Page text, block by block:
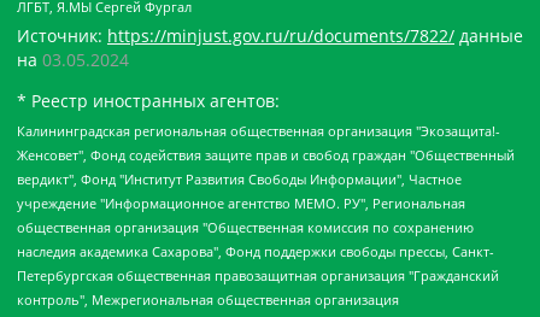
ЛГБТ, Я.МЫ Сергей Фургал
Источник: https://minjust.gov.ru/ru/documents/7822/ данные
на 03.05.2024
* Реестр иностранных агентов:
Калининградская региональная общественная организация "Экозащита!-Женсовет", Фонд содействия защите прав и свобод граждан "Общественный вердикт", Фонд "Институт Развития Свободы Информации", Частное учреждение "Информационное агентство МЕМО. РУ", Региональная общественная организация "Общественная комиссия по сохранению наследия академика Сахарова", Фонд поддержки свободы прессы, Санкт-Петербургская общественная правозащитная организация "Гражданский контроль", Межрегиональная общественная организация "Информационно-просветительский центр "Мемориал", Региональный Фонд "Центр Защиты Прав Средств Массовой Информации", с 05.12.2023 Фонд "Центр Защиты Прав Средств массовой информации", Региональная общественная благотворительная организация помощи беженцам и мигрантам "Гражданское содействие", Негосударственное образовательное учреждение дополнительного профессионального образования (повышение квалификации) специалистов "АКАДЕМИЯ ПО ПРАВАМ ЧЕЛОВЕКА", Свердловская региональная общественная организация "Сутяжник", Автономная некоммерческая организация "Центр независимых социологических исследований", Союз общественных объединений "Российский исследовательский центр по правам человека", Региональное общественное учреждение научно-информационный центр "МЕМОРИАЛ", Некоммерческая организация "Фонд защиты гласности", Автономная некоммерческая организация "Институт прав человека", Городская общественная организация "Екатеринбургское общество "МЕМОРИАЛ", Городская общественная организация "Рязанское историко-просветительское и правозащитное общество "Мемориал" (Рязанский Мемориал), Челябинский региональный орган общественной самодеятельности – женское общественное объединение "Женщины Евразии", Челябинский региональный орган общественной самодеятельности "Уральская правозащитная группа", Фонд содействия защите здоровья и социальной справедливости имени Андрея Рылькова, Автономная Некоммерческая Организация "Аналитический Центр Юрия Левады", Автономная некоммерческая организация социальной поддержки населения "Проект Апрель", Региональная общественная организация помощи женщинам и детям, находящимся в кризисной ситуации "Информационно-методический центр "Анна", Фонд содействия развитию массовых коммуникаций и правовому просвещению "Так-так-Так", Фонд содействия устойчивому развитию "Серебряная тайга", Свердловский региональный общественный фонд социальных проектов "Новое время", "Idel.Реалии", Кавказ.Реалии, Крым.Реалии, Телеканал Настоящее Время, Татаро-башкирская служба Радио Свобода (Azatliq Radiosi), Радио Свободная Европа/Радио Свобода (PCE/PC), "Сибирь.Реалии", "Фактограф", Благотворительный фонд помощи осужденным и их семьям, Автономная некоммерческая организация "Институт глобализации и социальных движений", Фонд "В защиту прав заключенных", Частное учреждение "Центр поддержки и содействия развитию средств массовой информации", Пензенский региональный общественный благотворительный фонд "Гражданский союз", "Север.Реалии", Некоммерческая организация Фонд "Правовая инициатива", Общество с ограниченной ответственностью "Радио Свободная Европа/Радио Свобода", Чешское информационное агентство "MEDIUM-ORIENT", Красноярская региональная общественная организация "Мы против СПИДа", Камалягин Денис Николаевич, Маркелов Сергей Евгеньевич, Пономарев Лев Александрович, Савицкая Людмила Алексеевна, Автономная некоммерческая организация "Центр по работе с проблемой насилия "НАСИЛИЮ.НЕТ", Межрегиональный профессиональный союз работников здравоохранения "Альянс врачей", Юридическое лицо, зарегистрированное в Латвийской Республике, SIA "Medusa Project" (регистрационный номер 40103797863, дата регистрации 10.06.2014), Некоммерческая организация "Фонд по борьбе с коррупцией", Автономная некоммерческая организация "Институт права и публичной политики", Баданин Роман Сергеевич, Гликин Максим Александрович, Железнова Мария Михайловна, Лукьянова Юлия Сергеевна, Маетная Елизавета Витальевна, Маняхин Петр Борисович, Чуракова Ольга Владимировна, Ярош Юлия Петровна, Юридическое лицо "The Insider SIA", зарегистрированное в Риге, Латвийская Республика (дата регистрации 26.06.2015), являющееся администратором доменного имени интернет-издания "The Insider SIA", https://theins.ru, Постернак Алексей Евгеньевич, Рубин Михаил Аркадьевич, Анин Роман Александрович, Юридическое лицо Istories fonds, зарегистрированное в Латвийской Республике (регистрационный номер 50008295751, дата регистрации 24.02.2020), Великовский Дмитрий Александрович, Долинина Ирина Николаевна, Мароховская Алеся Алексеевна, Шлейнов Роман Юрьевич, Шмагун Олеся Валентиновна, Общество с ограниченной ответственностью "Альтаир 2021", Общество с ограниченной ответственностью "Вега 2021", Общество с ограниченной ответственностью "Главный редактор 2021", Общество с ограниченной ответственностью "Ромашки монолит", Важенков Артем Валерьевич, Ивановская областная общественная организация "Центр гендерных исследований", Гурман Юрий Альбертович, Медиапроект "ОВД-Инфо", Егоров Владимир Владимирович, Жилинский Владимир Александрович, Общество с ограниченной ответственностью "ЗП", Иванова София Юрьевна, Карезина Инна Павловна, Кильтау Екатерина Викторовна, Петров Алексей Викторович, Пискунов Сергей Евгеньевич, Смирнов Сергей Сергеевич, Тихонов Михаил Сергеевич, Общество с ограниченной ответственностью "ЖУРНАЛИСТ-ИНОСТРАННЫЙ АГЕНТ", Арапова Галина Юрьевна, Вольтская Татьяна Анатольевна, Американская компания "Mason G.E.S. Anonymous Foundation" (США), являющаяся владельцем интернет-издания https://mnews.world/, Компания "Stichting Bellingcat", зарегистрированная в Нидерландах (дата регистрации 11.07.2018), Захаров Андрей Вячеславович, Клепиковская Екатерина Дмитриевна, Общество с ограниченной ответственностью "МЕМО", Перл Роман Александрович, Симонов Евгений Алексеевич, Соловьева Елена Анатольевна, Сотников Даниил Владимирович, Сурначева Елизавета Дмитриевна, Автономная некоммерческая организация по защите прав человека и информированию населения "Якутия – Наше Мнение", Общество с ограниченной ответственностью "Москоу диджитал медиа", с 26.01.2023 Общество с ограниченной ответственностью "Чайка Белые сады", Ветошкина Валерия Валерьевна, Заговора Максим Александрович, Межрегиональное общественное движение "Российская ЛГБТ - сеть", Оленичев Максим Владимирович, Павлов Иван Юрьевич, Скворцова Елена Сергеевна, Общество с ограниченной ответственностью "Как бы инагент", Кочетков Игорь Викторович, Общество с ограниченной ответственностью "Честные выборы", Еланчик Олег Александрович, Общество с ограниченной ответственностью "Нобелевский призыв", Гималова Регина Эмилевна, Григорьев Андрей Валерьевич, Григорьева Алина Александровна, Ассоциация по содействию защите прав призывников, альтернативнослужащих и военнослужащих "Правозащитная группа "Гражданин.Армия.Право", Хисамова Регина Фаритовна, Автономная некоммерческая организация по реализации социально-правовых программ "Лилит", Дальневосточное общественное движение "Маяк", Санкт-Петербургская ЛГБТ-инициативная группа "Выход", Инициативная группа ЛГБТ+ "Реверс", Алексеев Андрей Викторович, Бекбулатова Таисия Львовна, Беляев Иван Михайлович, Владыкина Елена Сергеевна, Гельман Марат Александрович, Никульшина Вероника Юрьевна, Толоконникова Надежда Андреевна, Шендерович Виктор Анатольевич, Общество с ограниченной ответственностью "Данное сообщение", Общество с ограниченной ответственностью Издательский дом "Новая глава", Айнбиндер Александра Александровна, Московский комьюнити-центр для ЛГБТ+инициатив, Благотворительный фонд развития филантропии, Deutsche Welle (Германия, Kurt-Schumacher-Strasse 3, 53113 Bonn), Борзунова Мария Михайловна, Воробьев Виктор Викторович, Голубева Анна Львовна, Константинова Алла Михайловна, Малкова Ирина Владимировна, Мурадов Мурад Абдулгалимович, Осетинская Елизавета Николаевна, Понасенков Евгений Николаевич, Ганапольский Матвей Юрьевич, Киселев Евгений Алексеевич, Борухович Ирина Григорьевна, Дремин Иван Тимофеевич, Дубровский Дмитрий Викторович, Красноярская региональная общественная организация поддержки и развития альтернативных образовательных технологий и межкультурных коммуникаций "ИНТЕРРА", Маяковская Екатерина Алексеевна, Фейгин Марк Захарович, Филимонов Андрей Викторович, Дзугкоева Регина Николаевна, Доброхотов Роман Александрович, Дудь Юрий Александрович, Елкин Сергей Владимирович, Кругликов Кирилл Игоревич, Сабунаева Мария Леонидовна, Семенов Алексей Владимирович, Шаинян Карен Багратович, Шульман Екатерина Михайловна, Асафьев Артур Валерьевич, Вахштайн Виктор Семенович, Венедиктов Алексей Алексеевич, Лушникова Екатерина Евгеньевна, Волков Леонид Михайлович, Невзоров Александр Глебович, Пархоменко Сергей Борисович, Сироткин Ярослав Николаевич, Кара-Мурза Владимир Владимирович, Баранова Наталья Владимировна, Гозман Леонид Яковлевич, Кагарлицкий Борис Юльевич, Климарев Михаил Валерьевич, Милов Владимир Станиславович, Автономная некоммерческая организация Краснодарский центр современного искусства "Типография", Моргенштерн Алишер Тагирович, Соболь Любовь Эдуардовна, Общество с ограниченной ответственностью "ЛИЗА НОРМ", Каспаров Гарри Кимович, Ходорковский Михаил Борисович, Общество с ограниченной ответственностью "Апрельские тезисы", Данилович Ирина Брониславовна, Кашин Олег Владимирович, Петров Николай Владимирович, Пивоваров Алексей Владимирович, Соколов Михаил Владимирович, Цветкова Юлия Владимировна, Чичваркин Евгений Александрович, Комитет против пыток/Команда против пыток, Общество с ограниченной ответственностью "Первый научный", Общество с ограниченной ответственностью "Вертолет и ко", Белоцерковская Вероника Борисовна, Кац Максим Евгеньевич, Лазарева Татьяна Юрьевна, Шаведдинов Руслан Табризович, Яшин Илья Валерьевич, Общество с ограниченной ответственностью "Иноагент ААВ", Алешковский Дмитрий Петрович, Альбац Евгения Марковна, Быков Дмитрий Львович, Галямина Юлия Евгеньевна, Лойко Сергей Леонидович, Мартынов Кирилл Константинович, Медведев Сергей Александрович, Крашенинников Федор Геннадиевич, Гордеева Катерина Вл